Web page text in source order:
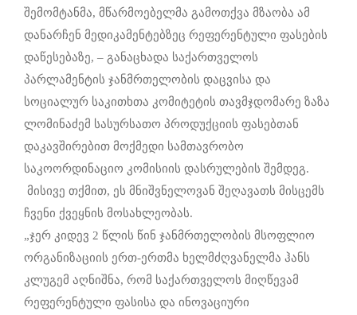
შემომტანმა, მწარმოებელმა გამოთქვა მზაობა ამ
დანარჩენ მედიკამენტებზეც რეფერენტული ფასების
დაწესებაზე, – განაცხადა საქართველოს
პარლამენტის ჯანმრთელობის დაცვისა და
სოციალურ საკითხთა კომიტეტის თავმჯდომარე ზაზა
ლომინაძემ სასურსათო პროდუქციის ფასებთან
დაკავშირებით მოქმედი სამთავრობო
საკოორდინაციო კომისიის დასრულების შემდეგ.
მისივე თქმით, ეს მნიშვნელოვან შეღავათს მისცემს
ჩვენი ქვეყნის მოსახლეობას.
„ჯერ კიდევ 2 წლის წინ ჯანმრთელობის მსოფლიო
ორგანიზაციის ერთ-ერთმა ხელმძღვანელმა ჰანს
კლუგემ აღნიშნა, რომ საქართველოს მიღწევამ
რეფერენტული ფასისა და ინოვაციური